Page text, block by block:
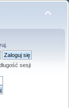
.
sesji